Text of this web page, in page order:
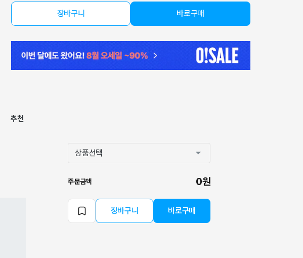
장바구니 바로구매
추천
주문금액 0원
장바구니 바로구매